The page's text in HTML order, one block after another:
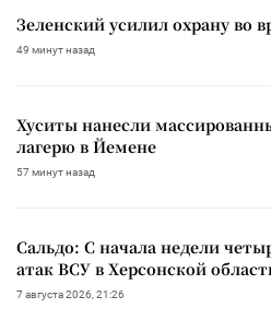
Зеленский усилил охрану во
49 минут назад
Хуситы нанесли
лагерю в Йемене
57 минут назад
Сальдо: С начала недели
атак ВСУ в Херсонской
7 августа 2026, 21:26